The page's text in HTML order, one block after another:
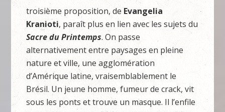
troisième proposition, de Evangelia
Kranioti, paraît plus en lien avec les sujets du
Sacre du Printemps. On passe
alternativement entre paysages en pleine
nature et ville, une agglomération
d’Amérique latine, vraisemblablement le
Brésil. Un jeune homme, fumeur de crack, vit
sous les ponts et trouve un masque. Il l’enfile